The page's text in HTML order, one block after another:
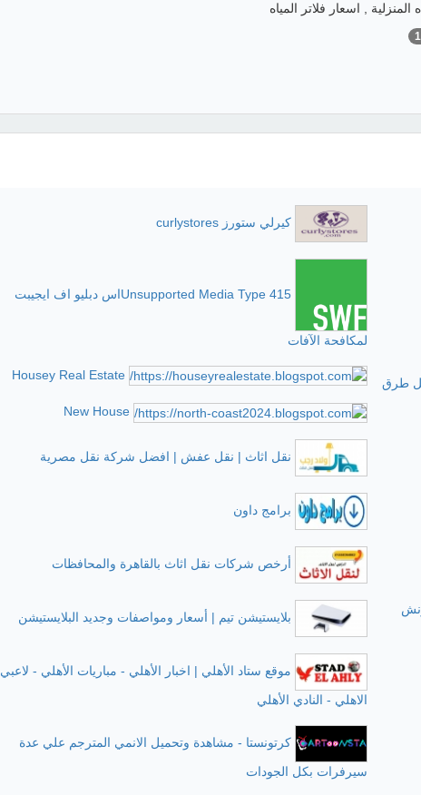
, اسعار فلاتر المياه
كيرلي ستورز curlystores
415 Unsupported Media Typeاس دبليو اف ايجيبت
لمكافحة الآفات
طرق
Housey Real Estate
New House
نقل اثاث | نقل عفش | افضل شركة نقل مصرية
برامج داون
أرخص شركات نقل اثاث بالقاهرة والمحافظات
بلايستيشن تيم | أسعار ومواصفات وجديد البلايستيشن
موقع ستاد الأهلي | اخبار الأهلي - مباريات الأهلي - لاعبي
الاهلي - النادي الأهلي
كرتونستا - مشاهدة وتحميل الانمي المترجم علي عدة
سيرفرات بكل الجودات